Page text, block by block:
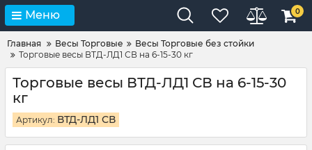
Меню 0
Главная Весы Торговые
Весы Торговые без стойки
Торговые весы ВТД-ЛД1 СВ на 6-15-30 кг
Торговые весы ВТД-ЛД1 СВ на 6-15-30
кг
Артикул: ВТД-ЛД1 СВ